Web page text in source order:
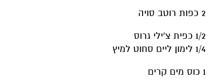
2 כפות רוטב סויה
1/2 כפית צ'ילי גרוס
1/4 לימון ליים סחוט למיץ
1 כוס מים קרים